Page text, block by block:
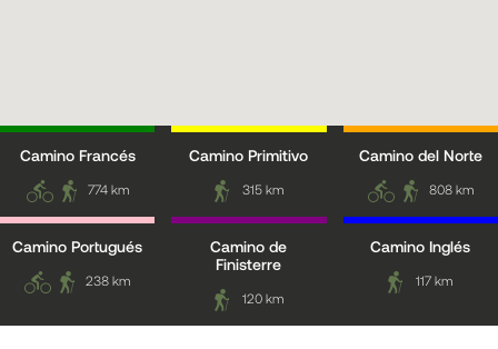
Camino Francés
774 km
Camino Primitivo
315 km
Camino del Norte
808 km
Camino Portugués
238 km
Camino de
Finisterre
120 km
Camino Inglés
117 km